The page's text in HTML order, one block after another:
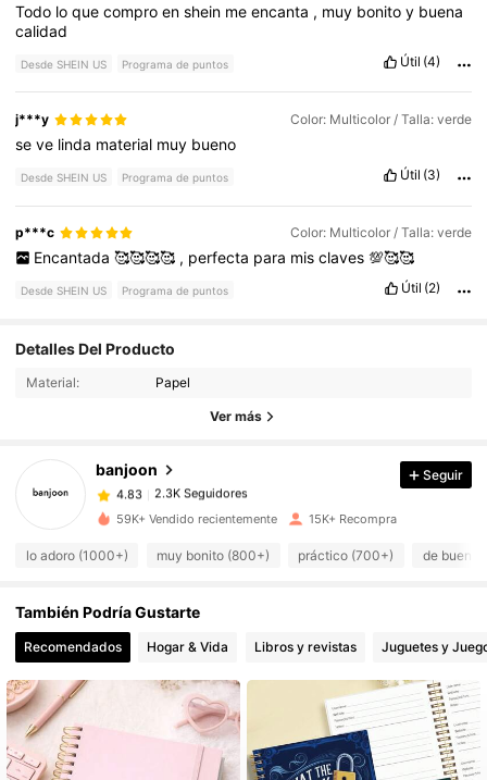
Todo loquecomproenshein meencanta , muy bonitoy buena
calidad
Desde SHEIN US Programa de puntos Útil (4)
j***y Color: Multicolor / Talla: verde
seve linda material muy bueno
Desde SHEIN US Programa de puntos Útil (3)
p***c Color: Multicolor / Talla: verde
Encantada 🥰🥰🥰🥰 , perfecta para mis claves 💯🥰🥰
Desde SHEIN US Programa de puntos Útil (2)
Detalles Del Producto
Material: Papel
Ver más
banjoon
4.83 2.3K Seguidores
2.3K Seguidores
4.83
2.3K Seguidores
a***s pagóHace 1 día
4.83 2.3K Seguidores
4.83 2.3K Seguidores
4.83 2.3K Seguidores
2.3K Seguidores
Seguir
59K+ Vendido recientemente 15K+ Recompra
lo adoro (1000+) muy bonito (800+) práctico (700+) de buena
También Podría Gustarte
Recomendados Hogar & Vida Libros y revistas Juguetes y